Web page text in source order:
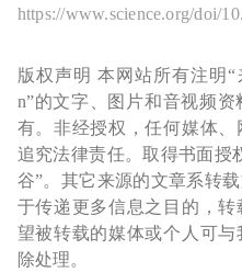
https://www.science.org/doi/
版权声明 本网站所有注明
n”的文字、图片和音视频
有。非经授权，任何媒体
追究法律责任。取得书面授
谷”。其它来源的文章系转
于传递更多信息之目的，
望被转载的媒体或个人可
除处理。